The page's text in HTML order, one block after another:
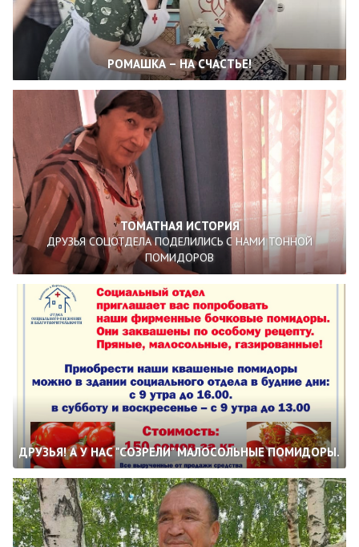
РОМАШКА – НА СЧАСТЬЕ!
ТОМАТНАЯ ИСТОРИЯ
ДРУЗЬЯ СОЦОТДЕЛА ПОДЕЛИЛИСЬ С НАМИ ТОННОЙ
ПОМИДОРОВ
ДРУЗЬЯ! А У НАС "СОЗРЕЛИ" МАЛОСОЛЬНЫЕ ПОМИДОРЫ.